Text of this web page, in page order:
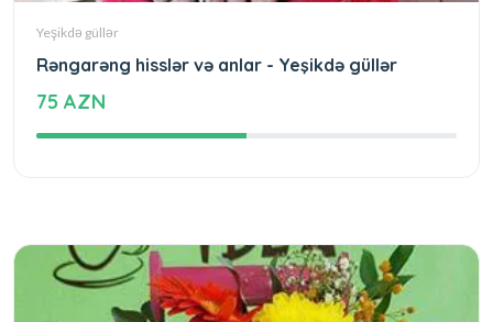
Yeşikdə güllər
Rəngarəng hisslər və anlar - Yeşikdə güllər
75 AZN